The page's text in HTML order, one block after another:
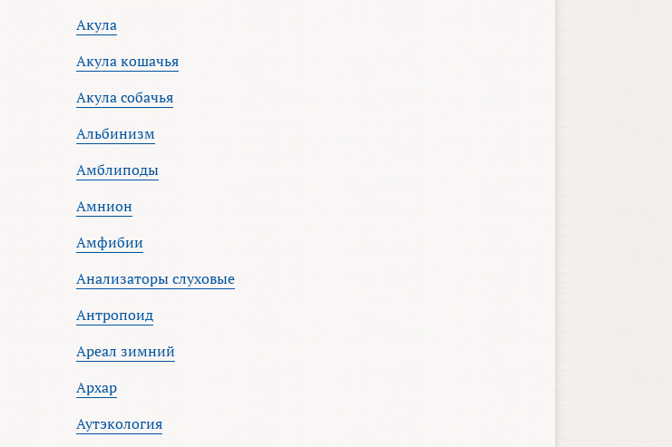
Акула
Акула кошачья
Акула собачья
Альбинизм
Амблиподы
Амнион
Амфибии
Анализаторы слуховые
Антропоид
Ареал зимний
Архар
Аутэкология